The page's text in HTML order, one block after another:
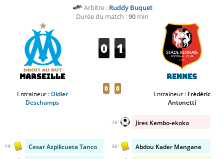
Arbitre : Ruddy Buquet
Durée du match :90min
Marseille
Entraineur : Didier
Deschamps
0 1
0 0
Rennes
Entraineur : Frédéric
Antonetti
Jires Kembo-ekoko
76'
Cesar Azpilicueta Tanco
19' Abdou Kader Mangane
36'